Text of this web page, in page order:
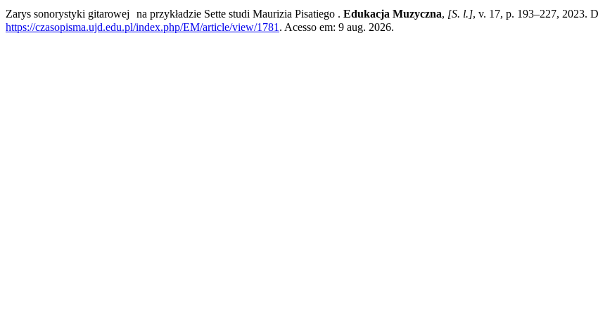
Zarys sonorystyki gitarowej na przykładzie Sette studi Maurizia Pisatiego . Edukacja Muzyczna, [S. l.], v. 17, p. 193–227, 2023.
https://czasopisma.ujd.edu.pl/index.php/EM/article/view/1781 . Acesso em: 9 aug. 2026.